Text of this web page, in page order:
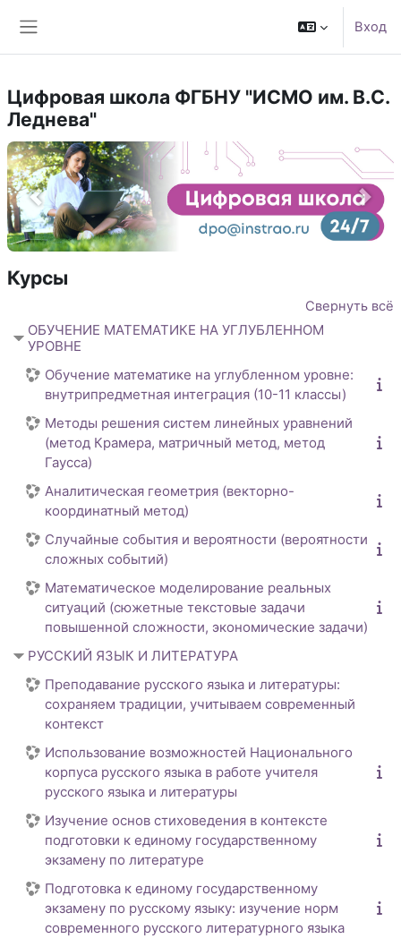
Вход
Цифровая школа ФГБНУ "ИСМО им. В.С.
Леднева"
prev next
Курсы
Свернуть всё
ОБУЧЕНИЕ МАТЕМАТИКЕ НА УГЛУБЛЕННОМ
УРОВНЕ
Обучение математике на углубленном уровне:
внутрипредметная интеграция (10-11 классы)
Методы решения систем линейных уравнений
(метод Крамера, матричный метод, метод
Гаусса)
Аналитическая геометрия (векторно-
координатный метод)
Случайные события и вероятности (вероятности
сложных событий)
Математическое моделирование реальных
ситуаций (сюжетные текстовые задачи
повышенной сложности, экономические задачи)
РУССКИЙ ЯЗЫК И ЛИТЕРАТУРА
Преподавание русского языка и литературы:
сохраняем традиции, учитываем современный
контекст
Использование возможностей Национального
корпуса русского языка в работе учителя
русского языка и литературы
Изучение основ стиховедения в контексте
подготовки к единому государственному
экзамену по литературе
Подготовка к единому государственному
экзамену по русскому языку: изучение норм
современного русского литературного языка